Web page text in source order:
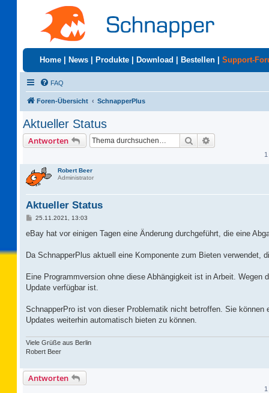
Home News Produkte Download Bestellen Support-
FAQ
Foren-Übersicht SchnapperPlus
Aktueller Status
Antworten Suche
Robert Beer
Administrator
Aktueller Status
B
i
a
25.11.2021, 13:03
eBay hat vor einigen Tagen eine Änderung durchgeführt, die eine
Da SchnapperPlus aktuell eine Komponente zum Bieten verwendet,
Eine Programmversion ohne diese Abhängigkeit ist in Arbeit.
Update verfügbar ist.
SchnapperPro ist von dieser Problematik nicht betroffen. Sie
Updates weiterhin automatisch bieten zu können.
Viele Grüße aus Berlin
Robert Beer
Antworten